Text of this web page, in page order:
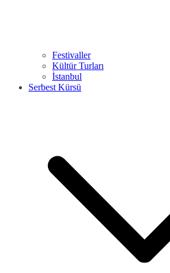
Festivaller
Kültür Turları
İstanbul
Serbest Kürsü